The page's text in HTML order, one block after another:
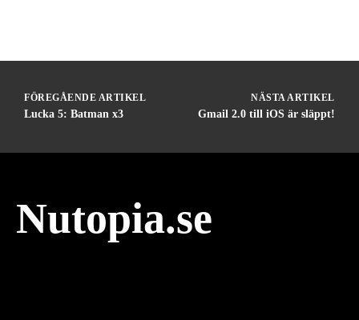
FÖREGÅENDE ARTIKEL
Lucka 5: Batman x3
NÄSTA ARTIKEL
Gmail 2.0 till iOS är släppt!
Nutopia.se